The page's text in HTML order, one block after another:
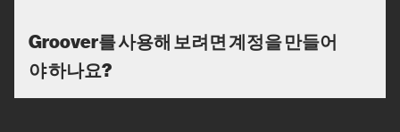
Groover를 사용해 보려면 계정을 만들어
야 하나요?